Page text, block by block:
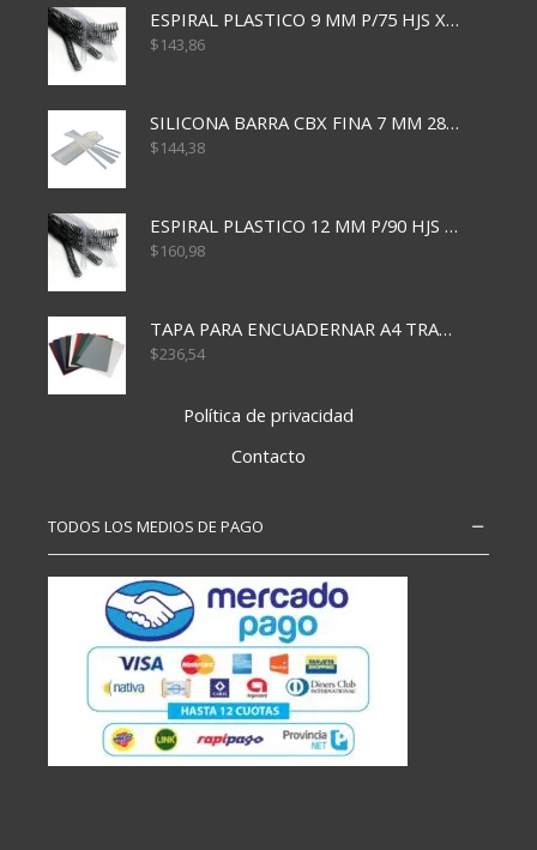
ESPIRAL PLASTICO 9 MM P/75 HJS X50X2400
$143,86
SILICONA BARRA CBX FINA 7 MM 28 CM
$144,38
ESPIRAL PLASTICO 12 MM P/90 HJS X50X1500
$160,98
TAPA PARA ENCUADERNAR A4 TRANSP x50x500
$236,54
Política de privacidad
Contacto
TODOS LOS MEDIOS DE PAGO